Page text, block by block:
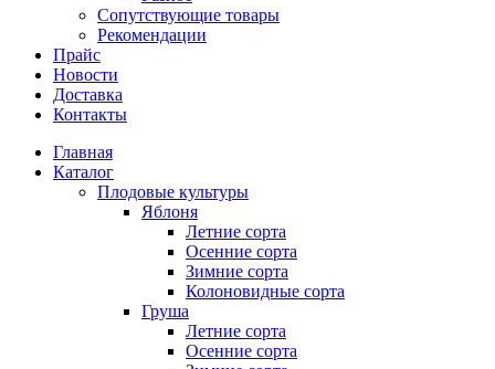
Сопутствующие товары
Рекомендации
Прайс
Новости
Доставка
Контакты
Главная
Каталог
Плодовые культуры
Яблоня
Летние сорта
Осенние сорта
Зимние сорта
Колоновидные сорта
Груша
Летние сорта
Осенние сорта